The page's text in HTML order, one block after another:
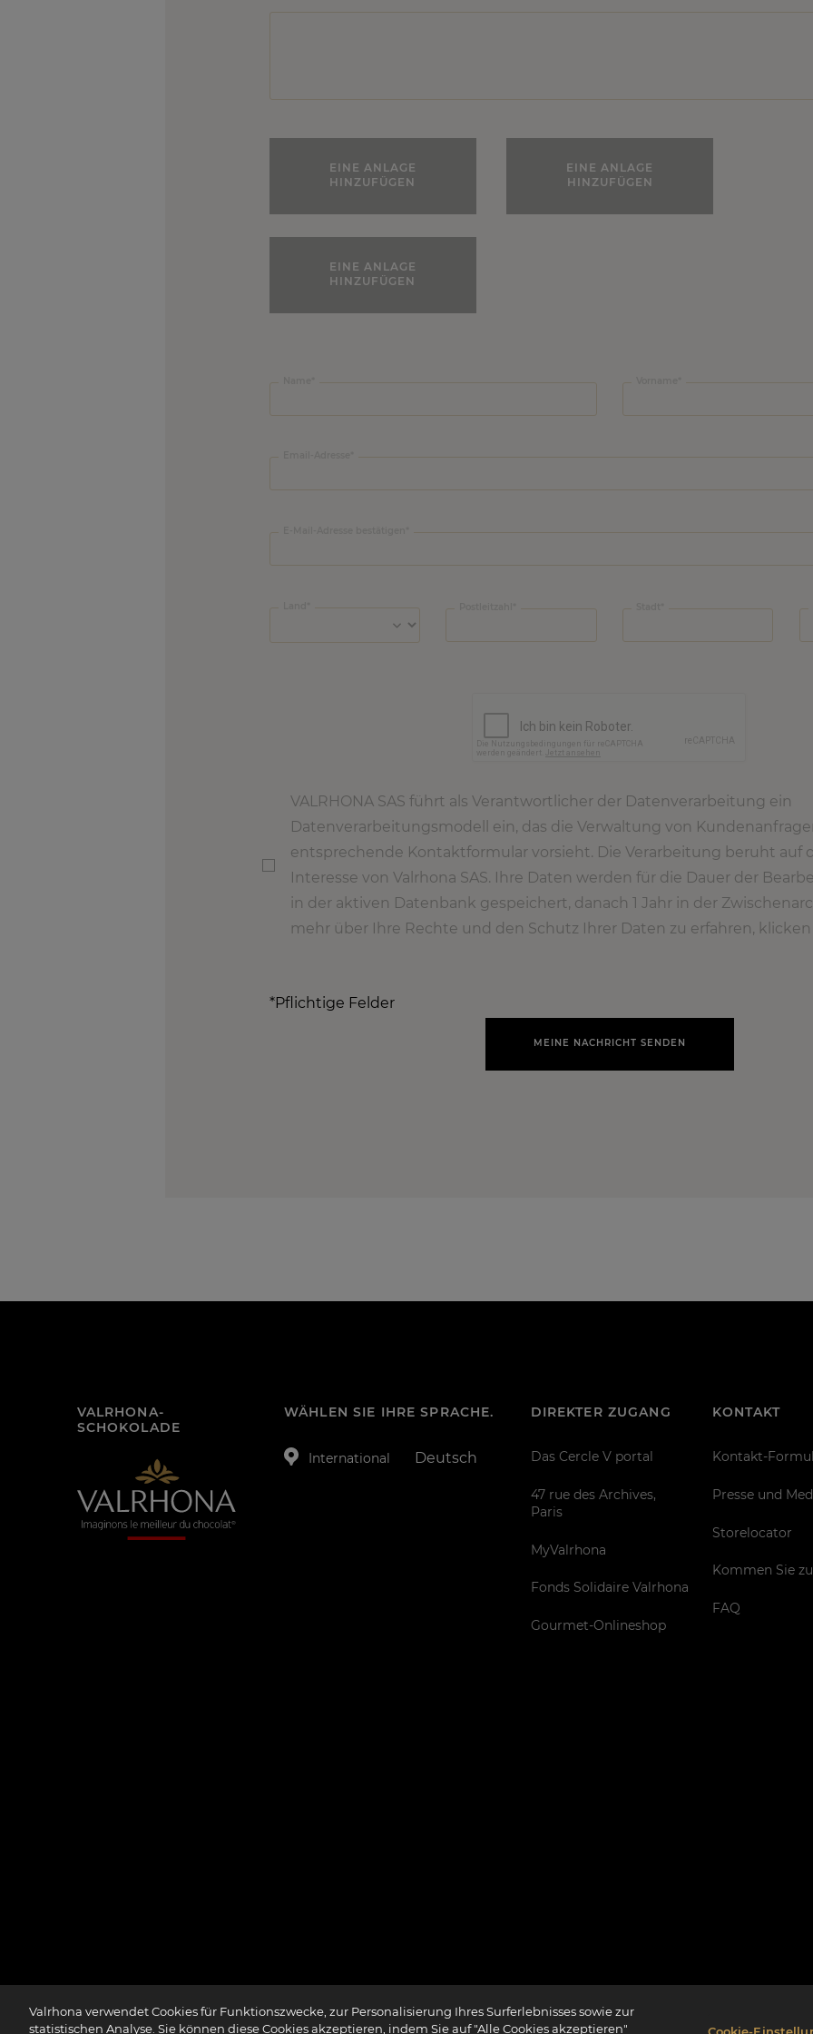
EINE ANLAGE
HINZUFÜGEN
EINE ANLAGE
HINZUFÜGEN
EINE ANLAGE
HINZUFÜGEN
VALRHONA SAS führt als Verantwortlicher der Datenverarbeitung ein
Datenverarbeitungsmodell ein, das die Verwaltung von
entsprechende Kontaktformular vorsieht. Die Verarbeitung beruht auf
Interesse von Valrhona SAS. Ihre Daten werden für die Dauer der
in der aktiven Datenbank gespeichert, danach 1 Jahr in der
mehr über Ihre Rechte und den Schutz Ihrer Daten zu erfahren, klicken
*Pflichtige Felder
MEINE NACHRICHT SENDEN
VALRHONA-
SCHOKOLADE
WÄHLEN SIE IHRE SPRACHE.
International Deutsch
DIREKTER ZUGANG
Das Cercle V portal
47 rue des Archives,
Paris
MyValrhona
Fonds Solidaire Valrhona
Gourmet-Onlineshop
KONTAKT
Kontakt-
Presse und
Storelocator
Kommen Sie
FAQ
Valrhona verwendet Cookies für Funktionszwecke, zur Personalisierung Ihres Surferlebnisses sowie zur
statistischen Analyse. Sie können diese Cookies akzeptieren, indem Sie auf "Alle Cookies akzeptieren"